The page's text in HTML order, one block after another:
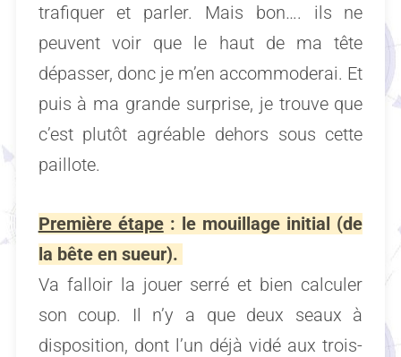
trafiquer et parler. Mais bon…. ils ne
peuvent voir que le haut de ma tête
dépasser, donc je m’en accommoderai. Et
puis à ma grande surprise, je trouve que
c’est plutôt agréable dehors sous cette
paillote.
Première étape: le mouillage initial (de
la bête en sueur).
Va falloir la jouer serré et bien calculer
son coup. Il n’y a que deux seaux à
disposition, dont l’un déjà vidé aux trois-